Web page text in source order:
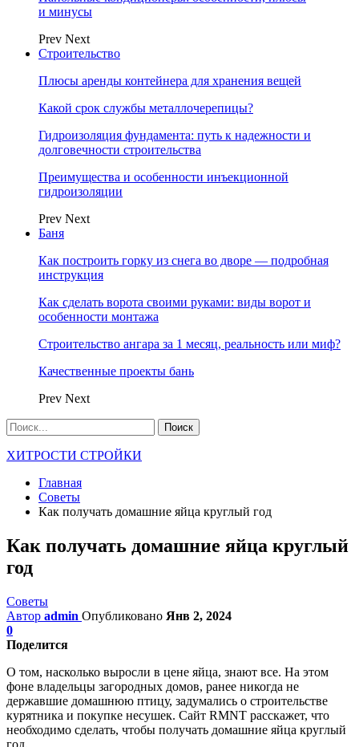
и минусы
Prev Next
Строительство
Плюсы аренды контейнера для хранения вещей
Какой срок службы металлочерепицы?
Гидроизоляция фундамента: путь к надежности и
долговечности строительства
Преимущества и особенности инъекционной
гидроизоляции
Prev Next
Баня
Как построить горку из снега во дворе — подробная
инструкция
Как сделать ворота своими руками: виды ворот и
особенности монтажа
Строительство ангара за 1 месяц, реальность или миф?
Качественные проекты бань
Prev Next
ХИТРОСТИ СТРОЙКИ
Главная
Советы
Как получать домашние яйца круглый год
Как получать домашние яйца круглый
год
Советы
Автор admin Опубликовано Янв 2, 2024
0
Поделится
О том, насколько выросли в цене яйца, знают все. На этом
фоне владельцы загородных домов, ранее никогда не
державшие домашнюю птицу, задумались о строительстве
курятника и покупке несушек. Сайт RMNT расскажет, что
необходимо сделать, чтобы получать домашние яйца круглый
год.